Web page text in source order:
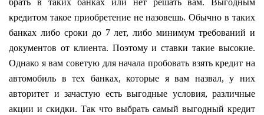
брать в таких банках или нет решать вам. Выгодным
кредитом такое приобретение не назовешь. Обычно в таких
банках либо сроки до 7 лет, либо минимум требований и
документов от клиента. Поэтому и ставки такие высокие.
Однако я вам советую для начала пробовать взять кредит на
автомобиль в тех банках, которые я вам назвал, у них
авторитет и зачастую есть выгодные условия, различные
акции и скидки. Так что выбрать самый выгодный кредит